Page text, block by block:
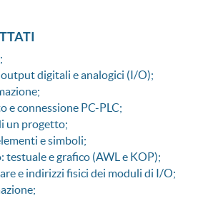
digitali e analogici (I/O);
e connessione PC-PLC;
un progetto;
e simboli;
testuale e grafico (AWL e KOP);
e indirizzi fisici dei moduli di I/O;